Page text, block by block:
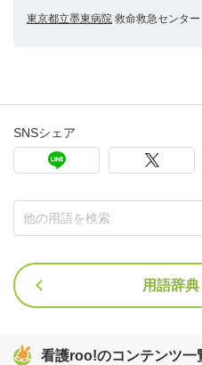
東京都立墨東病院 救命救急センター
SNSシェア
用語辞
看護roo!のコンテンツ一